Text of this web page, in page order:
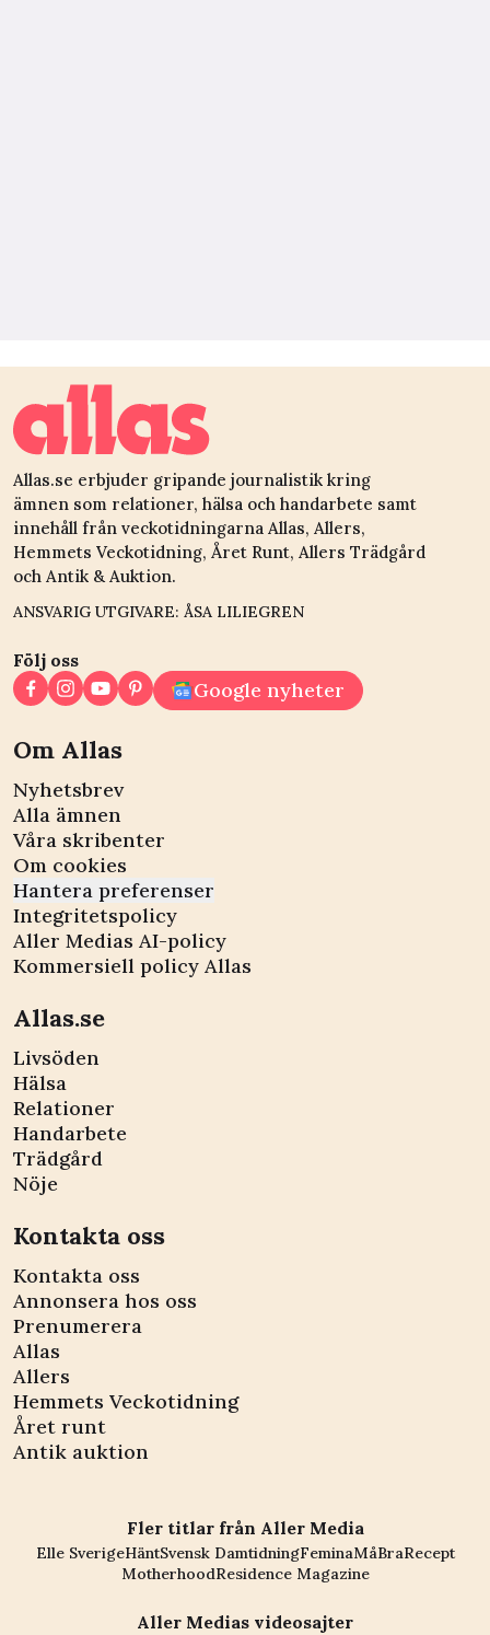
Allas.se erbjuder gripande journalistik kring
ämnen som relationer, hälsa och handarbete samt
innehåll från veckotidningarna Allas, Allers,
Hemmets Veckotidning, Året Runt, Allers Trädgård
och Antik & Auktion.
ANSVARIG UTGIVARE: ÅSA LILIEGREN
Följ oss
Google nyheter
Om Allas
Nyhetsbrev
Alla ämnen
Våra skribenter
Om cookies
Hantera preferenser
Integritetspolicy
Aller Medias AI-policy
Kommersiell policy Allas
Allas.se
Livsöden
Hälsa
Relationer
Handarbete
Trädgård
Nöje
Kontakta oss
Kontakta oss
Annonsera hos oss
Prenumerera
Allas
Allers
Hemmets Veckotidning
Året runt
Antik auktion
Fler titlar från Aller Media
Elle SverigeHäntSvensk DamtidningFeminaMåBraRecept
MotherhoodResidence Magazine
Aller Medias videosajter